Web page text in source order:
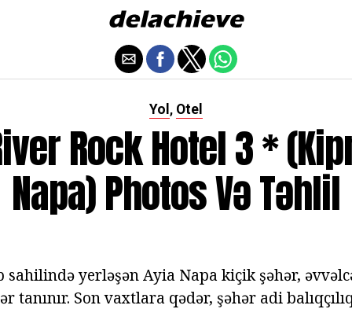
Yol , Otel
Rock Hotel 3 *
Napa) Photos Və Təhlil
yerləşən Ayia Napa kiçik şəhər,
tanınır. Son vaxtlara qədər, şəhər adi